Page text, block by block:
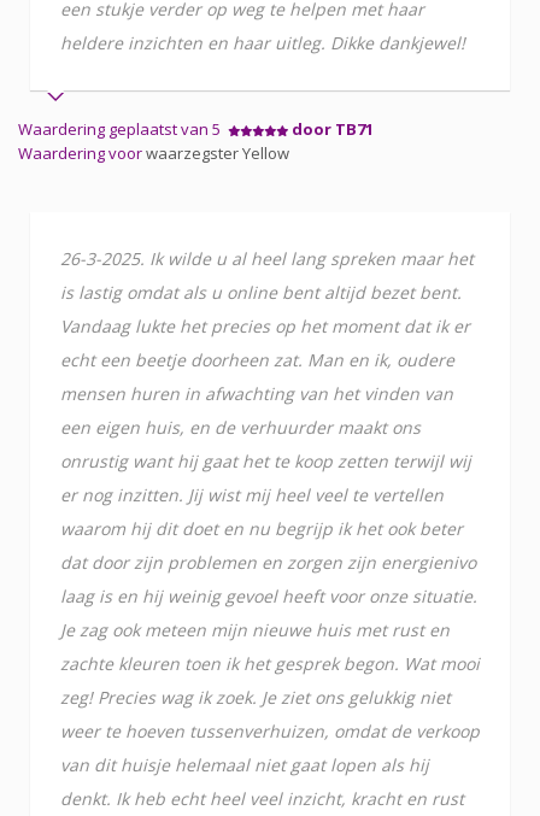
een stukje verder op weg te helpen met haar
heldere inzichten en haar uitleg. Dikke dankjewel!
Waardering geplaatst van 5
door TB71
Waardering voorwaarzegster Yellow
26-3-2025. Ik wilde u al heel lang spreken maar het
is lastig omdat als u online bent altijd bezet bent.
Vandaag lukte het precies op het moment dat ik er
echt een beetje doorheen zat. Man en ik, oudere
mensen huren in afwachting van het vinden van
een eigen huis, en de verhuurder maakt ons
onrustig want hij gaat het te koop zetten terwijl wij
er nog inzitten. Jij wist mij heel veel te vertellen
waarom hij dit doet en nu begrijp ik het ook beter
dat door zijn problemen en zorgen zijn energienivo
laag is en hij weinig gevoel heeft voor onze situatie.
Je zag ook meteen mijn nieuwe huis met rust en
zachte kleuren toen ik het gesprek begon. Wat mooi
zeg! Precies wag ik zoek. Je ziet ons gelukkig niet
weer te hoeven tussenverhuizen, omdat de verkoop
van dit huisje helemaal niet gaat lopen als hij
denkt. Ik heb echt heel veel inzicht, kracht en rust